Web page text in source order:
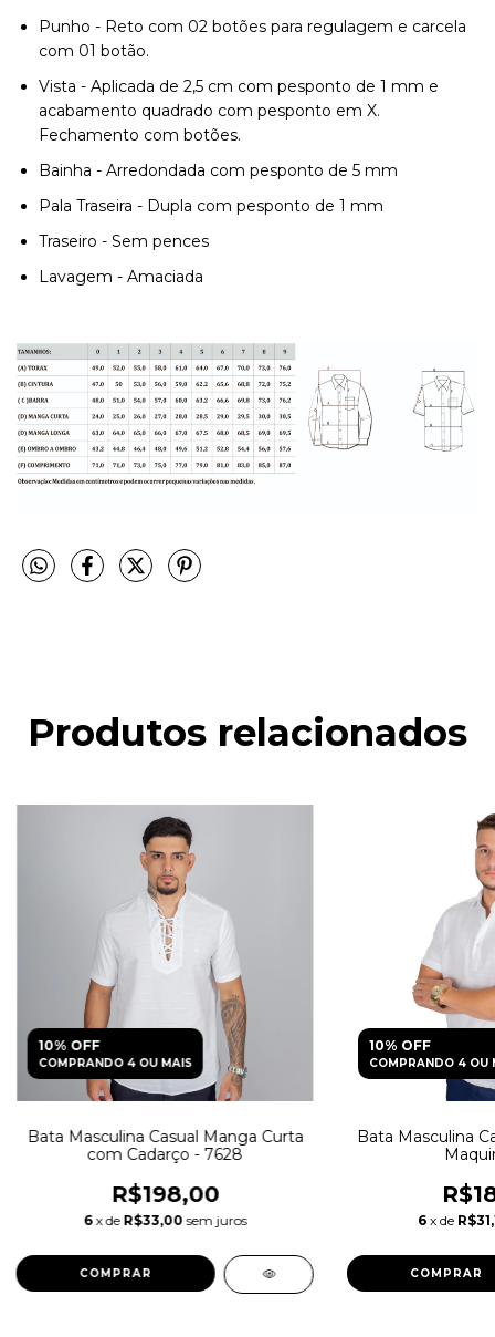
Punho - Reto com 02 botões para regulagem e carcela
com 01 botão.
Vista - Aplicada de 2,5 cm com pesponto de 1 mm e
acabamento quadrado com pesponto em X.
Fechamento com botões.
Bainha - Arredondada com pesponto de 5 mm
Pala Traseira - Dupla com pesponto de 1 mm
Traseiro - Sem pences
Lavagem - Amaciada
Produtos relacionados
10% OFF
COMPRANDO 4 OU MAIS
Bata Masculina Casual Manga Curta
com Cadarço - 7628
R$198,00
6 x de R$33,00 sem juros
COMPRAR
10% OFF
COMPRANDO 4 OU
Bata Masculina
6 x de
COMPRAR